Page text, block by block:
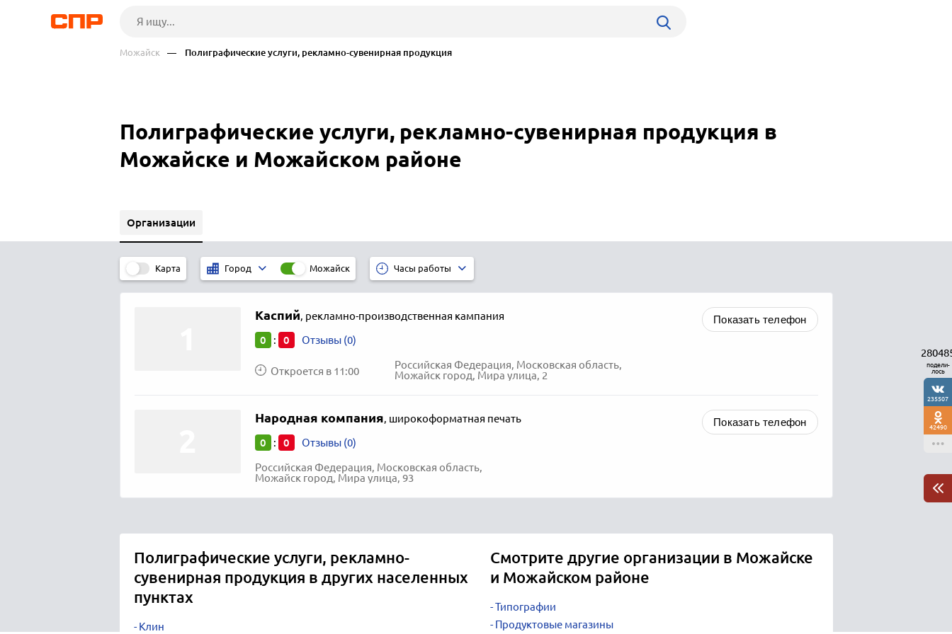
Можайск — Полиграфические услуги, рекламно-сувенирная продукция
Полиграфические услуги, рекламно-сувенирная продукция в
Можайске и Можайском районе
Организации
Карта Город Можайск Часы работы
Каспий, рекламно-производственная кампания
0 : 0 Отзывы (0)
Откроется в 11:00
Российская Федерация, Московская область,
Можайск город, Мира улица, 2
Показать телефон
Народная компания, широкоформатная печать
0 : 0 Отзывы (0)
Российская Федерация, Московская область,
Можайск город, Мира улица, 93
Показать телефон
Полиграфические услуги, рекламно-
сувенирная продукция в других населенных
пунктах
Клин
Смотрите другие организации в Можайске
и Можайском районе
Типографии
Продуктовые магазины
подели-
лось
235507
42490